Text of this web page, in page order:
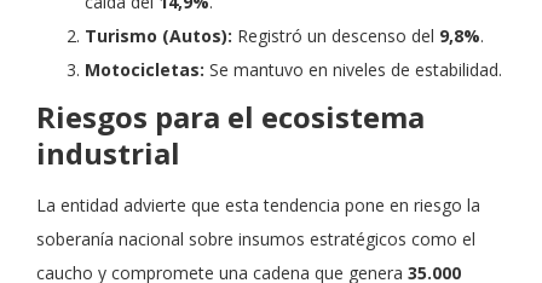
Turismo (Autos): Registró un descenso del 9,8%.
Motocicletas: Se mantuvo en niveles de estabilidad.
Riesgos para el ecosistema
industrial
La entidad advierte que esta tendencia pone en riesgo la
soberanía nacional sobre insumos estratégicos como el
caucho y compromete una cadena que genera 35.000